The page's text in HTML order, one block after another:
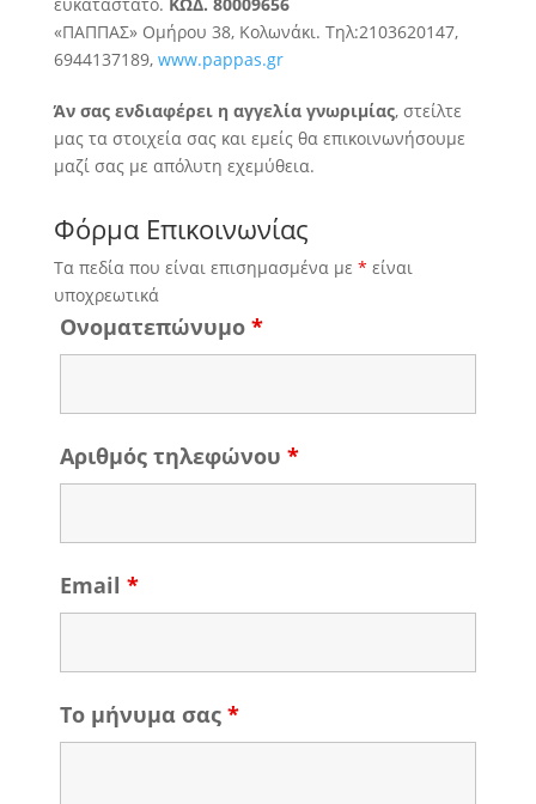
«ΠΑΠΠΑΣ» Ομήρου 38, Κολωνάκι. Τηλ:2103620147,
6944137189, www.pappas.gr
Άν σας ενδιαφέρει η αγγελία γνωριμίας, στείλτε
μας τα στοιχεία σας και εμείς θα επικοινωνήσουμε
μαζί σας με απόλυτη εχεμύθεια.
Φόρμα Επικοινωνίας
Τα πεδία που είναι επισημασμένα με * είναι
υποχρεωτικά
Ονοματεπώνυμο *
Αριθμός τηλεφώνου *
Email *
Το μήνυμα σας *